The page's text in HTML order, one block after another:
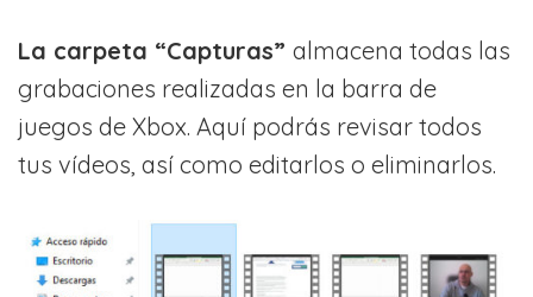
La carpeta “Capturas” almacena todas las
grabaciones realizadas en la barra de
juegos de Xbox. Aquí podrás revisar todos
tus vídeos, así como editarlos o eliminarlos.